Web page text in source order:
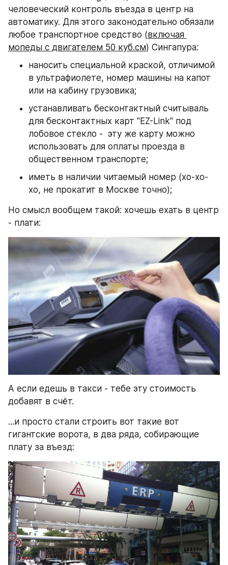
человеческий контроль въезда в центр на
автоматику. Для этого законодательно обязали
любое транспортное средство (включая
мопеды с двигателем 50 куб.см) Сингапура:
наносить специальной краской, отличимой
в ультрафиолете, номер машины на капот
или на кабину грузовика;
устанавливать бесконтактный считываль
для бесконтактных карт "EZ-Link" под
лобовое стекло -  эту же карту можно
использовать для оплаты проезда в
общественном транспорте;
иметь в наличии читаемый номер (хо-хо-
хо, не прокатит в Москве точно);
Но смысл вообщем такой: хочешь ехать в центр
- плати:
А если едешь в такси - тебе эту стоимость
добавят в счёт.
...и просто стали строить вот такие вот
гигантские ворота, в два ряда, собирающие
плату за въезд: